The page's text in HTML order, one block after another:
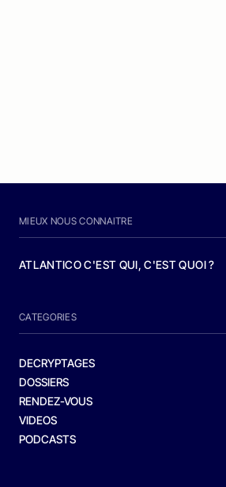
MIEUX NOUS CONNAITRE
ATLANTICO C'EST QUI, C'EST QUOI ?
CATEGORIES
DECRYPTAGES
DOSSIERS
RENDEZ-VOUS
VIDEOS
PODCASTS